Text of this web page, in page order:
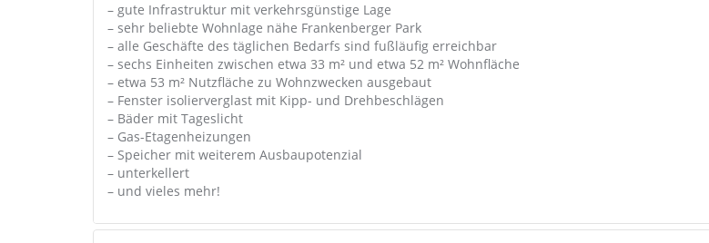
– gute Infrastruktur mit verkehrsgünstige Lage
– sehr beliebte Wohnlage nähe Frankenberger Park
– alle Geschäfte des täglichen Bedarfs sind fußläufig erreichbar
– sechs Einheiten zwischen etwa 33 m² und etwa 52 m² Wohnfläche
– etwa 53 m² Nutzfläche zu Wohnzwecken ausgebaut
– Fenster isolierverglast mit Kipp- und Drehbeschlägen
– Bäder mit Tageslicht
– Gas-Etagenheizungen
– Speicher mit weiterem Ausbaupotenzial
– unterkellert
– und vieles mehr!